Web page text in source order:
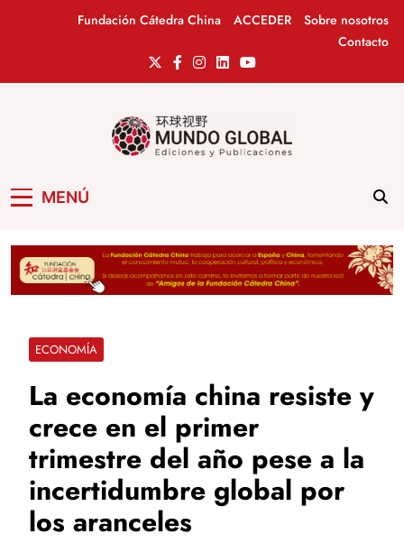
Fundación Cátedra China ACCEDER
Sobre nosotros
Contacto
MENÚ
ECONOMÍA
La economía china resiste y
crece en el primer
trimestre del año pese a la
incertidumbre global por
los aranceles